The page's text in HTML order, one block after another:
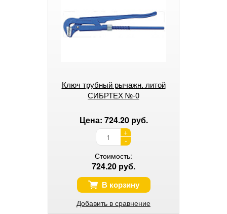
Ключ трубный рычажн. литой
СИБРТЕХ №-0
Цена: 724.20 руб.
+
-
Стоимость:
724.20 руб.
В корзину
Добавить в сравнение